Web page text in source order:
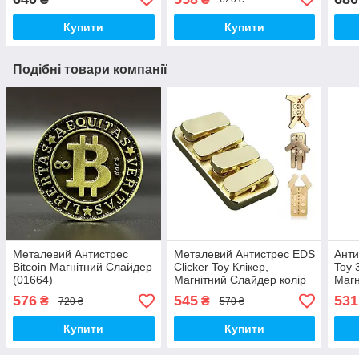
Купити Купити
Подібні товари компанії
Металевий Антистрес
Bitcoin Магнітний Слайдер
(01664)
576 ₴ 720 ₴
Купити
Металевий Антистрес EDS
Сlicker Toy Клікер,
Магнітний Слайдер колір
Золото (01502)
545₴ 570 ₴
Купити
Toy
531